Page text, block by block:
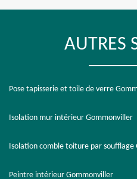
AUTRES
Pose tapisserie et toile de verre
Isolation mur intérieur Gommonviller
Isolation comble toiture par soufflage
Peintre intérieur Gommonviller